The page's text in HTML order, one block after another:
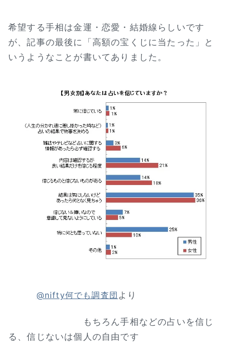
希望する手相は金運・恋愛・結婚線らしいです
が、記事の最後に「高額の宝くじに当たった」と
いうようなことが書いてありました。
@nifty何でも調査団 より
もちろん手相などの占いを信じ
る、信じないは個人の自由です